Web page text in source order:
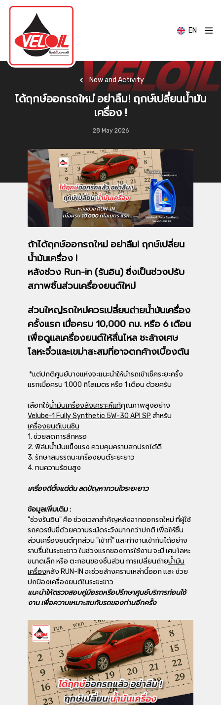
EN
New and Activity
ได้ฤกษ์ออกรถใหม่ อย่าลืม! ฤกษ์เปลี่ยนน้ำมัน
เครื่อง !
28 May 2026
ถ้าได้ฤกษ์ออกรถใหม่ อย่าลืม! ฤกษ์เปลี่ยน
น้ำมันเครื่อง !
หลังช่วง Run-in (รันอิน) ซึ่งเป็นช่วงปรับ
สภาพชิ้นส่วนเครื่องยนต์ใหม่
ส่วนใหญ่รถใหม่ควรเปลี่ยนถ่ายน้ำมันเครื่อง
ครั้งแรก เมื่อครบ 10,000 กม. หรือ 6 เดือน
เพื่อดูแลเครื่องยนต์ให้ลื่นไหล ชะล้างเศษ
โลหะจิ๋วและเขม่าสะสมที่อาจตกค้างเบื้องต้น
*แต่ปกติศูนย์บางแห่งจะแนะนำให้นำรถเข้าเช็คระยะครั้ง
แรกเมื่อครบ 1,000 กิโลเมตร หรือ 1 เดือน ด้วยครับ
เลือกใช้น้ำมันเครื่องสังเคราะห์แท้คุณภาพสูงอย่าง
Velube-1 Fully Synthetic 5W-30 API SP สำหรับ
เครื่องยนต์เบนซิน
1. ช่วยลดการสึกหรอ
2. ฟิล์มน้ำมันแข็งแรง ควบคุมคราบสกปรกได้ดี
3. รักษาสมรรถนะเครื่องยนต์ระยะยาว
4. ทนความร้อนสูง
เครื่องดีตั้งแต่ต้น ลดปัญหากวนใจระยะยาว
ข้อมูลเพิ่มเติม :
"ช่วงรันอิน" คือ ช่วงเวลาสำคัญหลังจากออกรถใหม่ ที่ผู้ใช้
รถควรขับขี่ด้วยความระมัดระวังมากกว่าปกติ เพื่อให้ชิ้น
ส่วนเครื่องยนต์ทุกส่วน "เข้าที่" และทำงานเข้ากันได้อย่าง
ราบรื่นในระยะยาว ในช่วงแรกของการใช้งาน จะมี เศษโลหะ
ขนาดเล็ก หรือ ตะกอนของชิ้นส่วน การเปลี่ยนถ่ายน้ำมัน
เครื่องหลัง RUN-IN จะช่วยล้างคราบเหล่านี้ออก และ ช่วย
ปกป้องเครื่องยนต์ในระยะยาว
แนะนำให้ตรวจสอบคู่มือรถหรือปรึกษาศูนย์บริการก่อนใช้
งาน เพื่อความเหมาะสมกับรถของท่านอีกครั้ง